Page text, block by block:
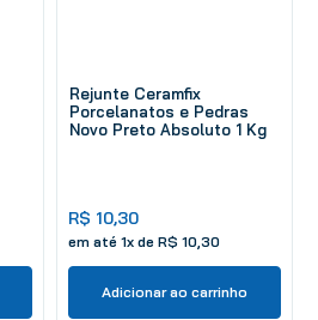
Rejunte Ceramfix
Porcelanatos e Pedras
Novo Preto Absoluto 1 Kg
R$ 10,30
em até 1x de R$ 10 30
Adicionar ao carrinho